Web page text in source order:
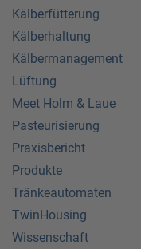
Kälberfütterung
Kälberhaltung
Kälbermanagement
Lüftung
Meet Holm & Laue
Pasteurisierung
Praxisbericht
Produkte
Tränkeautomaten
TwinHousing
Wissenschaft